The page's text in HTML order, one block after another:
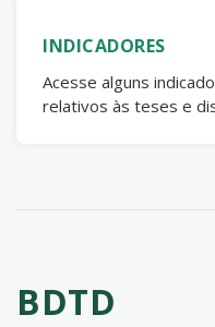
INDICADORES
Acesse alguns
relativos às teses e
BDTD